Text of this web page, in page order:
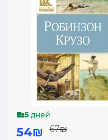
5 дней
54₪ 67₪